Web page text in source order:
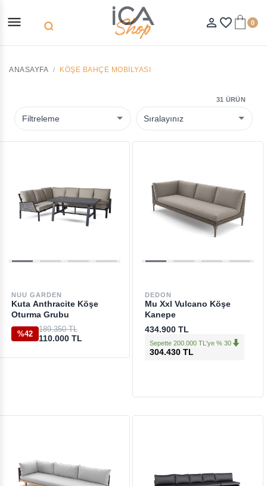
menu search person_outline favorite_border 0
ANASAYFA KÖŞE BAHÇE MOBILYASI
Filtreleme
31 ÜRÜN
NUU GARDEN
Kuta Anthracite Köşe
Oturma Grubu
%42
189.350 TL
110.000 TL
DEDON
Mu Xxl Vulcano Köşe
Kanepe
434.900 TL
Sepette 200.000 TL'ye % 30
304.430 TL